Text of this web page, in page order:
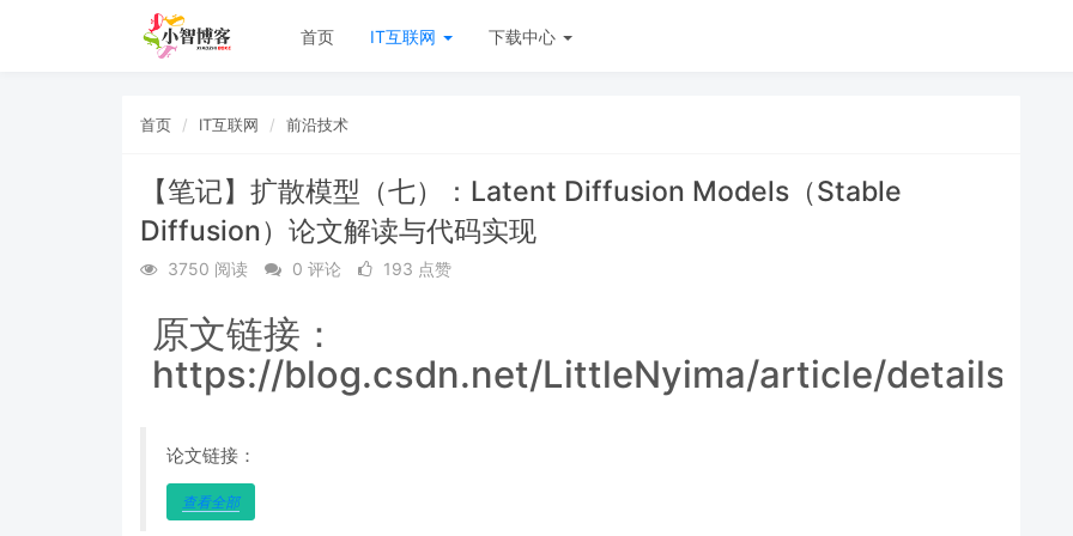
首页 IT互联网 下载中心
首页 IT互联网 前沿技术
【笔记】扩散模型（七）：Latent Diffusion Models（Stable
Diffusion）论文解读与代码实现
3750 阅读 0 评论 193 点赞
原文链接：
https://blog.csdn.net/LittleNyima/article/details/
论文链接：
查看全部